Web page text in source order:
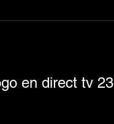
en direct tv 23